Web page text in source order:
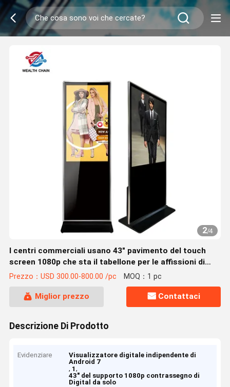
2/4
I centri commerciali usano 43" pavimento del touch
screen 1080p che sta il tabellone per le affissioni di
Wayfinding del contrassegno di Digital
Prezzo：USD 300.00-800.00 /pc MOQ：1 pc
Miglior prezzo Contattaci
Descrizione Di Prodotto
Evidenziare
Visualizzatore digitale indipendente di
Android 7
, 1,
43" del supporto 1080p contrassegno di
Digital da solo